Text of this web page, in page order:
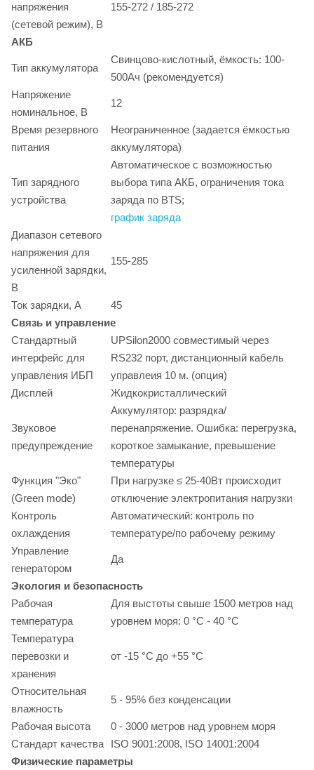
напряжения
(сетевой режим), В
155-272 / 185-272
АКБ
Тип аккумулятора
Свинцово-кислотный, ёмкость: 100-
500Ач (рекомендуется)
Напряжение
номинальное, В
12
Время резервного
питания
Неограниченное (задается ёмкостью
аккумулятора)
Тип зарядного
устройства
Автоматическое с возможностью
выбора типа АКБ, ограничения тока
заряда по BTS;
график заряда
Диапазон сетевого
напряжения для
усиленной зарядки,
В
155-285
Ток зарядки, A
45
Связь и управление
Стандартный
интерфейс для
управления ИБП
UPSilon2000 совместимый через
RS232 порт, дистанционный кабель
управлеия 10 м. (опция)
Дисплей
Жидкокристаллический
Звуковое
предупреждение
Аккумулятор: разрядка/
перенапряжение. Ошибка: перегрузка,
короткое замыкание, превышение
температуры
Функция "Эко"
(Green mode)
При нагрузке ≤ 25-40Вт происходит
отключение электропитания нагрузки
Контроль
охлаждения
Автоматический: контроль по
температуре/по рабочему режиму
Управление
генератором
Да
Экология и безопасность
Рабочая
температура
Для выстоты свыше 1500 метров над
уровнем моря: 0 °C - 40 °C
Температура
перевозки и
хранения
от -15 °C до +55 °C
Относительная
влажность
5 - 95% без конденсации
Рабочая высота
0 - 3000 метров над уровнем моря
Стандарт качества
ISO 9001:2008, ISO 14001:2004
Физические параметры